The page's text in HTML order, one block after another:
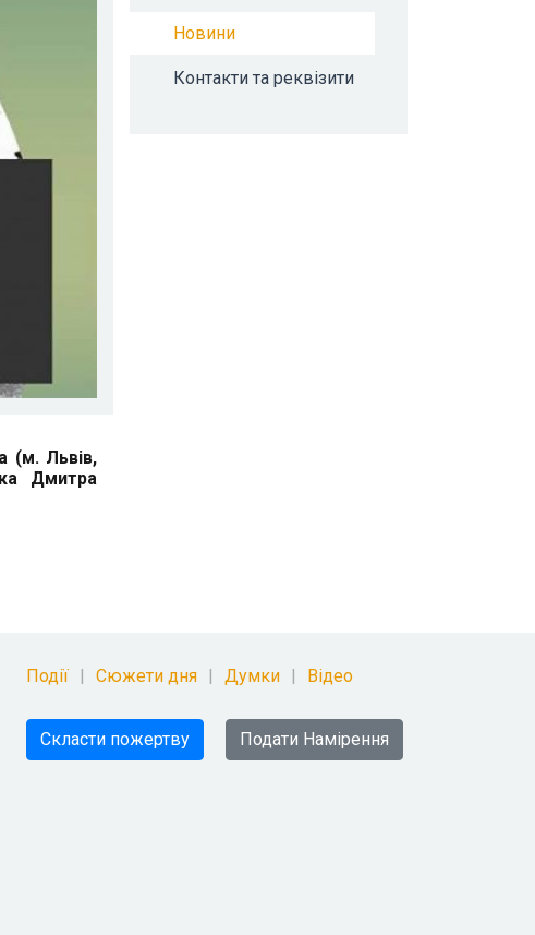
(м. Львів,
Дмитра
Новини
Контакти та реквізити
Події Сюжети дня Думки Відео
Скласти пожертву Подати Намірення